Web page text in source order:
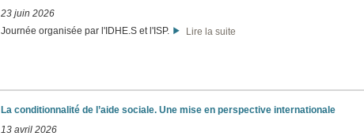
23 juin 2026
Journée organisée par l'IDHE.S et l'ISP.
Lire la suite
La conditionnalité de l’aide sociale. Une mise en perspective internationale
13 avril 2026